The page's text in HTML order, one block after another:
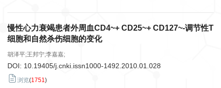
慢性心力衰竭患者外周血CD4~+ CD25~+ CD127~-调节性T
细胞和自然杀伤细胞的变化
胡泽平;王邦宁;李嘉嘉;
DOI: 10.19405/j.cnki.issn1000-1492.2010.01.028
浏览(1751)